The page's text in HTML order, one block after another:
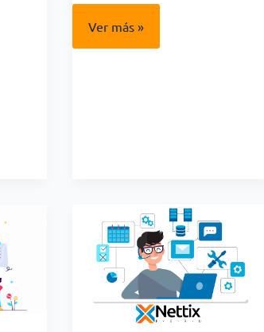
Como
mi
Ver más »